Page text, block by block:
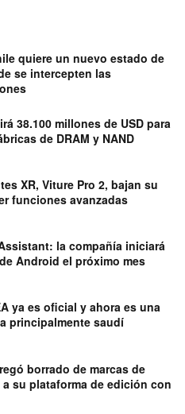
quiere un nuevo estado de
se intercepten las
38.100 millones de USD para
de DRAM y NAND
XR, Viture Pro 2, bajan su
funciones avanzadas
la compañía iniciará
Android el próximo mes
ya es oficial y ahora es una
principalmente saudí
borrado de marcas de
su plataforma de edición con